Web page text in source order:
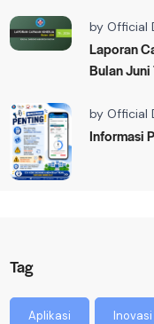
by Official
Laporan
Bulan
by Official
Informasi
Tag
Aplikasi Inovasi